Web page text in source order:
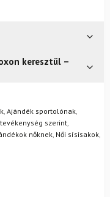
keresztül –
– a terméket
indoklás nélkül.
, Ajándék sportolónak,
szerint,
nőknek, Női sísisakok,